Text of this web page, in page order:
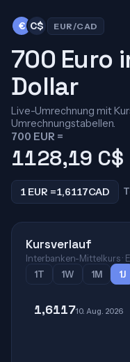
€ C$ EUR/CAD
700 Euro
Dollar
Live-Umrechnung mit
Umrechnungstabellen.
700 EUR =
1128,19 C$
1 EUR =1,6117CAD
Kursverlauf
Interbanken-Mittelkurs ·
1T
1W 1M 1J
1,611710. Aug. 2026